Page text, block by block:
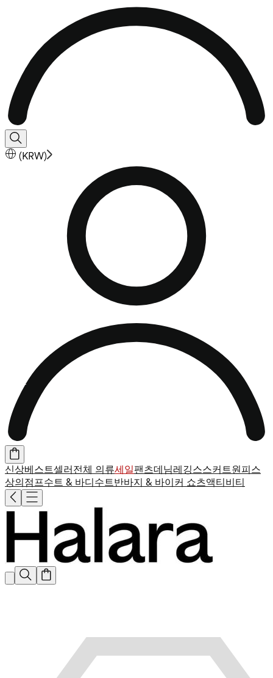
(KRW)
신상베스트셀러 전체 의류세일팬츠데님레깅스스커트원피스
상의 점프수트 & 바디수트반바지 & 바이커 쇼츠액티비티